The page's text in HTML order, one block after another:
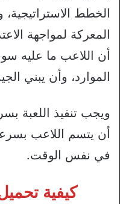
الخطط
المعركة لمواجهة
أن اللاعب ما عليه
الموارد، وأن يبني
ويجب تنفيذ اللعبة
أن يتسم اللاعب
في نفس الوقت.
كيفية